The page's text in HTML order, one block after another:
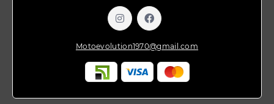
Motoevolution1970@gmail.com